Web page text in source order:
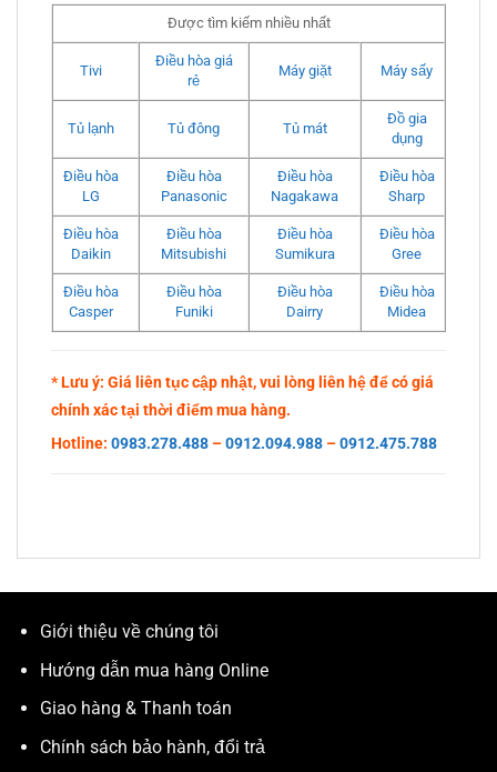
Được tìm kiếm nhiều nhất
Tivi
Điều hòa giá
rẻ
Máy giặt Máy sấy
Tủ lạnh Tủ đông Tủ mát
Đồ gia
dụng
Điều hòa
LG
Điều hòa
Panasonic
Điều hòa
Nagakawa
Điều hòa
Sharp
Điều hòa
Daikin
Điều hòa
Mitsubishi
Điều hòa
Sumikura
Điều hòa
Gree
Điều hòa
Casper
Điều hòa
Funiki
Điều hòa
Dairry
Điều hòa
Midea
* Lưu ý: Giá liên tục cập nhật, vui lòng liên hệ để có giá
chính xác tại thời điểm mua hàng.
Hotline: 0983.278.488 –0912.094.988 –0912.475.788
Giới thiệu về chúng tôi
Hướng dẫn mua hàng Online
Giao hàng & Thanh toán
Chính sách bảo hành, đổi trả